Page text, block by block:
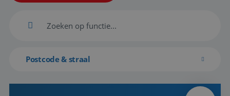
Postcode & straal